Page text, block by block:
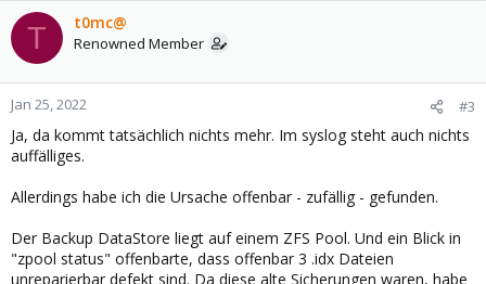
T t0mc@
Renowned Member
Jan 25, 2022 #3
Ja, da kommt tatsächlich nichts mehr. Im syslog steht auch nichts
auffälliges.
Allerdings habe ich die Ursache offenbar - zufällig - gefunden.
Der Backup DataStore liegt auf einem ZFS Pool. Und ein Blick in
"zpool status" offenbarte, dass offenbar 3 .idx Dateien
unreparierbar defekt sind. Da diese alte Sicherungen waren, habe